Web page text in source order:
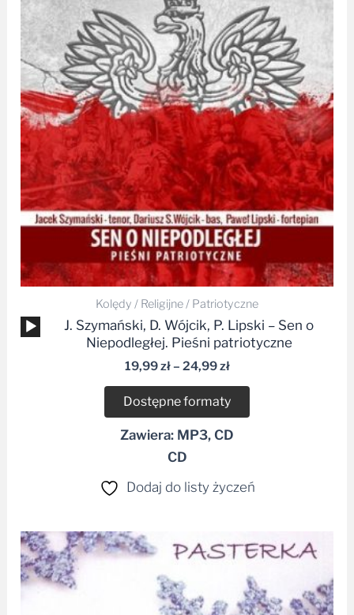
Kolędy / Religijne / Patriotyczne
Odtwarzacz
plików
dźwiękowych
J. Szymański, D. Wójcik, P. Lipski – Sen o
Niepodległej. Pieśni patriotyczne
19,99zł– 24,99zł
od
19,99 zł
do
24,99 zł
Dostępne formaty
Zawiera: MP3, CD
CD
Dodaj do listy życzeń